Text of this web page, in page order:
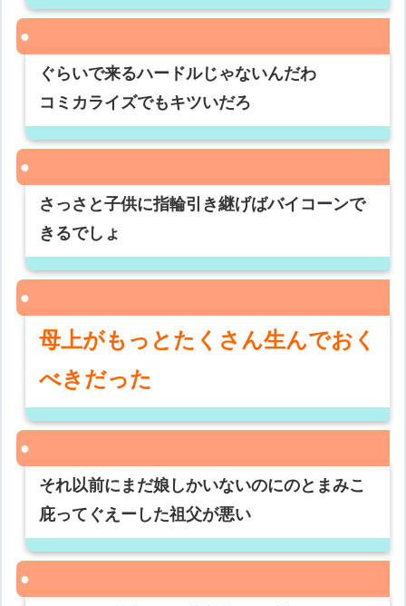
ぐらいで来るハードルじゃないんだわ
コミカライズでもキツいだろ
さっさと子供に指輪引き継げばバイコーンで
きるでしょ
母上がもっとたくさん生んでおく
べきだった
それ以前にまだ娘しかいないのにのとまみこ
庇ってぐえーした祖父が悪い